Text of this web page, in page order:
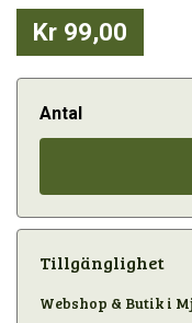
Kr 99,00
Antal
Tillgänglighet
Webshop & Butik i